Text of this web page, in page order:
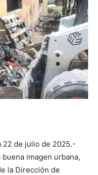
22 de julio de 2025.-
imagen urbana,
la Dirección de